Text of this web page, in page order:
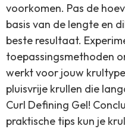
voorkomen. Pas de
basis van de lengte en
beste resultaat.
toepassingsmethoden
werkt voor jouw
pluisvrije krullen die
Curl Defining Gel!
praktische tips kun je